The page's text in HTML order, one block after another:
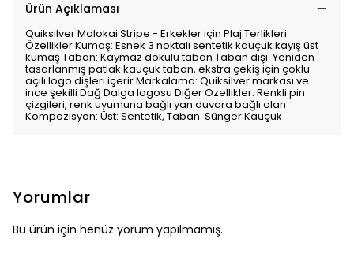
Ürün Açıklaması
Quiksilver Molokai Stripe - Erkekler için Plaj Terlikleri
Özellikler Kumaş: Esnek 3 noktalı sentetik kauçuk kayış üst
kumaş Taban: Kaymaz dokulu taban Taban dışı: Yeniden
tasarlanmış patlak kauçuk taban, ekstra çekiş için çoklu
açılı logo dişleri içerir Markalama: Quiksilver markası ve
ince şekilli Dağ Dalga logosu Diğer Özellikler: Renkli pin
çizgileri, renk uyumuna bağlı yan duvara bağlı olan
Kompozisyon: Üst: Sentetik, Taban: Sünger Kauçuk
Yorumlar
Bu ürün için henüz yorum yapılmamış.